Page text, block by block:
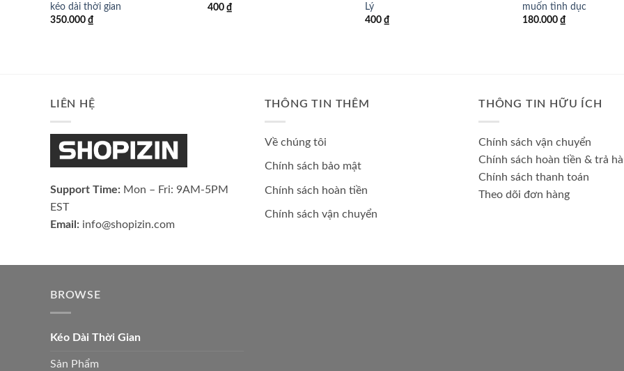
kéo dài thời gian
350.000 ₫
400 ₫
Lý
400 ₫
muốn tình dục
180.000 ₫
LIÊN HỆ
Support Time: Mon – Fri: 9AM-5PM
EST
Email: info@shopizin.com
THÔNG TIN THÊM
Về chúng tôi
Chính sách bảo mật
Chính sách hoàn tiền
Chính sách vận chuyển
THÔNG TIN HỮU ÍCH
Chính sách vận chuyển
Chính sách hoàn tiền & trả
Chính sách thanh toán
Theo dõi đơn hàng
BROWSE
Kéo Dài Thời Gian
Sản Phẩm